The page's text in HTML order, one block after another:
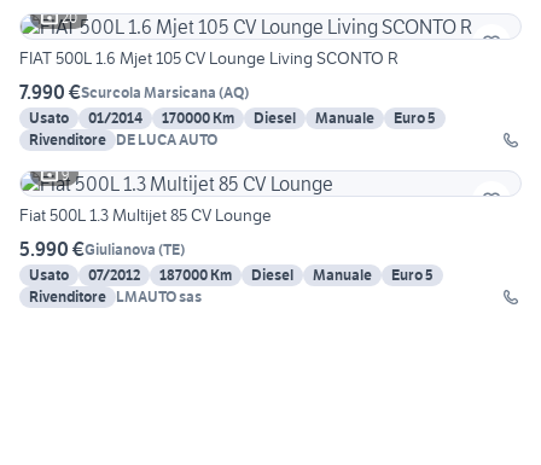
20
FIAT 500L 1.6 Mjet 105 CV Lounge Living SCONTO R
7.990 €Scurcola Marsicana (AQ)
Usato
01/2014 170000 Km Diesel Manuale
Euro 5
Rivenditore DE LUCA AUTO
9
Fiat 500L 1.3 Multijet 85 CV Lounge
5.990 €Giulianova (TE)
Usato
07/2012 187000 Km Diesel Manuale
Euro 5
Rivenditore LMAUTO sas